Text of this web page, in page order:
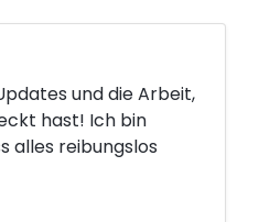
und die Arbeit,
hast! Ich bin
alles reibungslos